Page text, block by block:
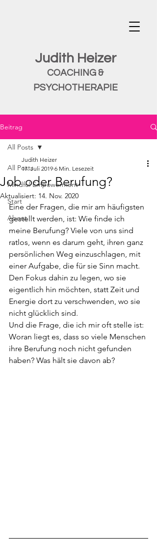
Judith Heizer
COACHING &
PSYCHOTHERAPIE
Beitrag
All Posts
Mindful Empowerment
Start
About
All Posts
Job oder Berufung?
Judith Heizer
17. Juli 2019 6 Min. Lesezeit
Aktualisiert: 14. Nov. 2020
Eine der Fragen, die mir am häufigsten
gestellt werden, ist: Wie finde ich
meine Berufung? Viele von uns sind
ratlos, wenn es darum geht, ihren ganz
persönlichen Weg einzuschlagen, mit
einer Aufgabe, die für sie Sinn macht.
Den Fokus dahin zu legen, wo sie
eigentlich hin möchten, statt Zeit und
Energie dort zu verschwenden, wo sie
nicht glücklich sind.
Und die Frage, die ich mir oft stelle ist:
Woran liegt es, dass so viele Menschen
ihre Berufung noch nicht gefunden
haben? Was hält sie davon ab?